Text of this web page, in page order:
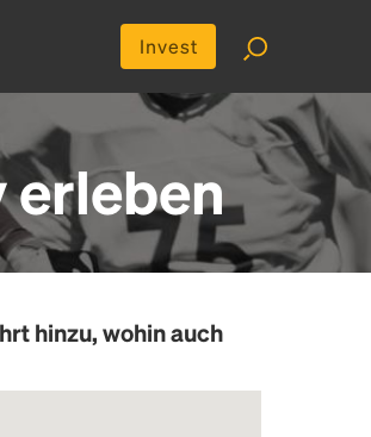
Invest
erleben
hinzu, wohin auch